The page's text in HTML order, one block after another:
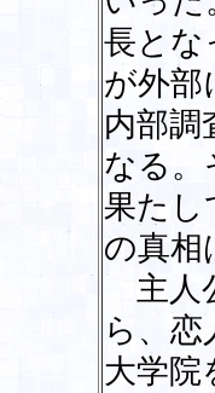
長とな
が外部
内部調
なる。
果たし
の真相
主人
ら、
大学院